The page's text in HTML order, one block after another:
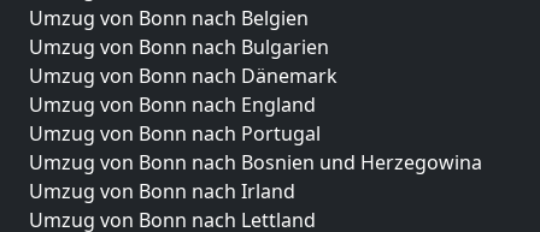
Umzug von Bonn nach Belgien
Umzug von Bonn nach Bulgarien
Umzug von Bonn nach Dänemark
Umzug von Bonn nach England
Umzug von Bonn nach Portugal
Umzug von Bonn nach Bosnien und Herzegowina
Umzug von Bonn nach Irland
Umzug von Bonn nach Lettland